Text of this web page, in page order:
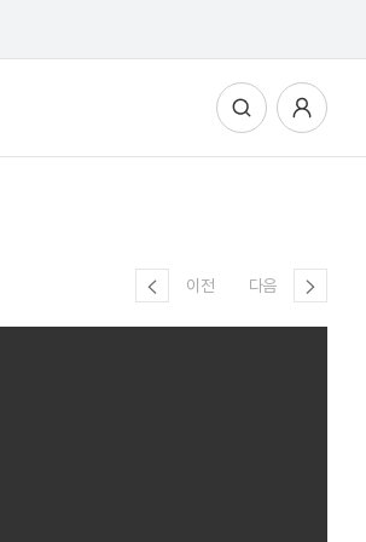
사용자메뉴
이전 다음